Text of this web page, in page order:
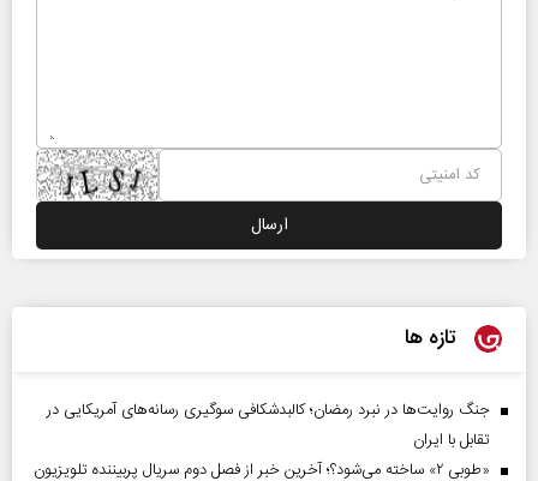
تازه ها
جنگ روایت‌ها در نبرد رمضان؛ کالبدشکافی سوگیری رسانه‌های آمریکایی در
تقابل با ایران
«طوبی ۲» ساخته می‌شود؟؛ آخرین خبر از فصل دوم سریال پربیننده تلویزیون